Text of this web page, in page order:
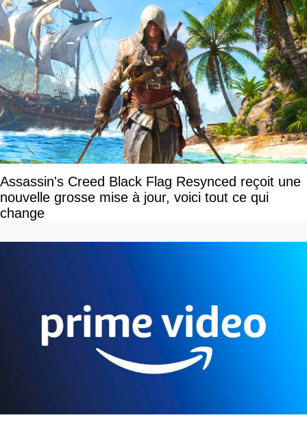
Assassin's Creed Black Flag Resynced reçoit une
nouvelle grosse mise à jour, voici tout ce qui
change